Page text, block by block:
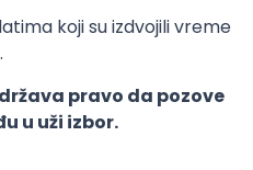
koji su izdvojili vreme
pravo da pozove
u uži izbor.